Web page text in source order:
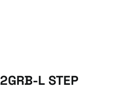
2GRB-L STEP